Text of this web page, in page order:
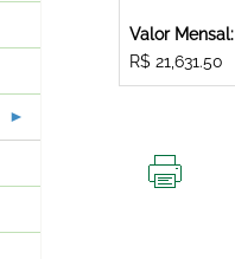
Valor Mensal:
R$ 21,631.50